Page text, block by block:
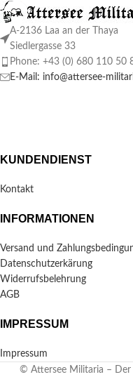
A-2136 Laa an der Thaya
Siedlergasse 33
Phone: +43 (0) 680 110 50
E-Mail: info@attersee-
KUNDENDIENST
Kontakt
INFORMATIONEN
Versand und
Datenschutzerkärung
Widerrufsbelehrung
AGB
IMPRESSUM
Impressum
© Attersee Militaria – Der